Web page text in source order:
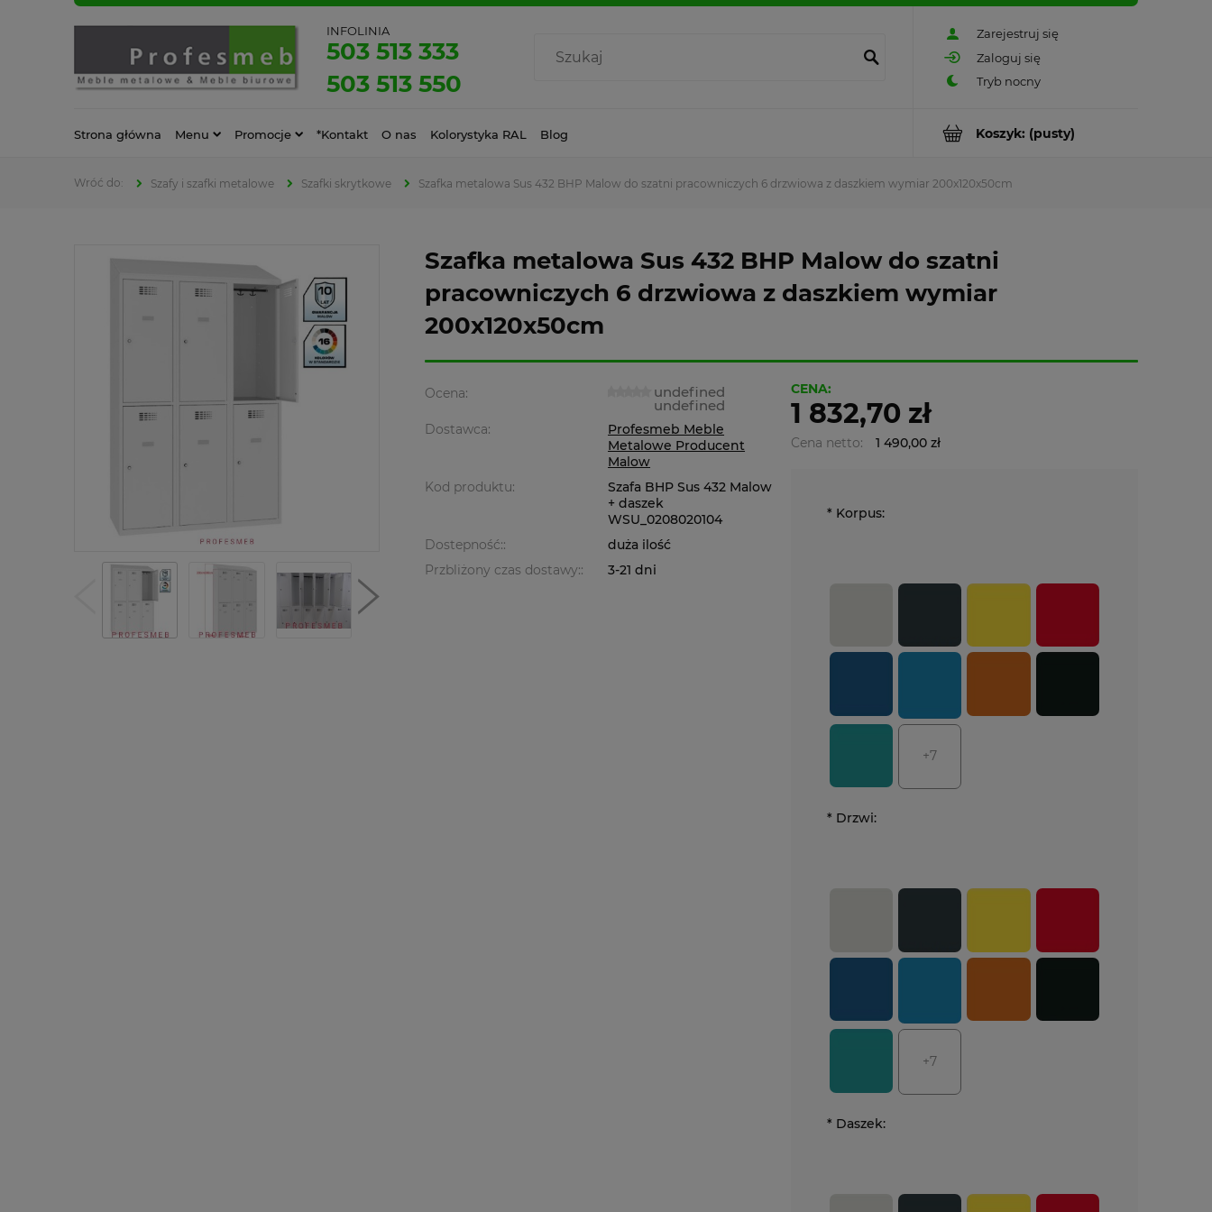
Zarejestruj się
Zaloguj się
INFOLINIA
503 513 333
503 513 550
Koszyk: (pusty)
Strona główna Menu Promocje *Kontakt O nas Kolorystyka RAL Blog
Szafy i szafki metalowe Szafki skrytkowe Szafka metalowa Sus 432 BHP Malow do szatni pracowniczych 6 drzwiowa z daszkiem wymiar 200x120x50cm
Szafka metalowa Sus 432 BHP Malow do szatni
pracowniczych 6 drzwiowa z daszkiem wymiar
200x120x50cm
Ocena: undefined
undefined
Dostawca:
Profesmeb Meble
Metalowe Producent
Malow
Kod produktu:
Szafa BHP Sus 432 Malow
+ daszek
WSU_0208020104
Dostepność::
duża ilość
Przbliżony czas dostawy::
3-21 dni
CENA:
1 832,70 zł
Cena netto: 1 490,00 zł
* Korpus:
+7
* Drzwi:
+7
* Daszek: